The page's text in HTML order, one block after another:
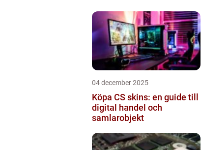
04 december 2025
Köpa CS skins: en guide till
digital handel och
samlarobjekt